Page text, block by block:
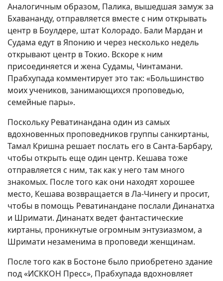
Аналогичным образом, Палика, вышедшая замуж за
Бхавананду, отправляется вместе с ним открывать
центр в Боулдере, штат Колорадо. Бали Мардан и
Судама едут в Японию и через несколько недель
открывают центр в Токио. Вскоре к ним
присоединяется и жена Судамы, Чинтамани.
Прабхупада комментирует это так: «Большинство
моих учеников, занимающихся проповедью,
семейные пары».
Поскольку Реватинандана один из самых
вдохновенных проповедников группы санкиртаны,
Тамал Кришна решает послать его в Санта-Барбару,
чтобы открыть еще один центр. Кешава тоже
отправляется с ним, так как у него там много
знакомых. После того как они находят хорошее
место, Кешава возвращается в Ла-Чинегу и просит,
чтобы в помощь Реватинандане послали Динанатха
и Шримати. Динанатх ведет фантастические
киртаны, проникнутые огромным энтузиазмом, а
Шримати незаменима в проповеди женщинам.
После того как в Бостоне было приобретено здание
под «ИСККОН Пресс», Прабхупада вдохновляет